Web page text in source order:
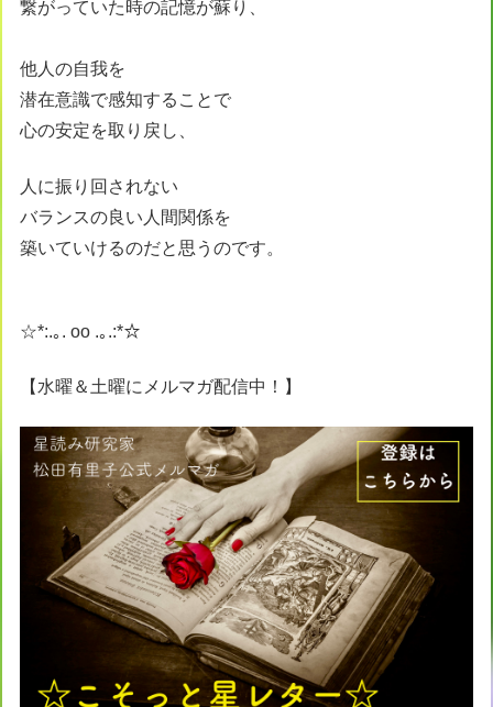
繋がっていた時の記憶が蘇り、
他人の自我を
潜在意識で感知することで
心の安定を取り戻し、
人に振り回されない
バランスの良い人間関係を
築いていけるのだと思うのです。
☆*:.｡. oo .｡.:*☆
【水曜＆土曜にメルマガ配信中！】